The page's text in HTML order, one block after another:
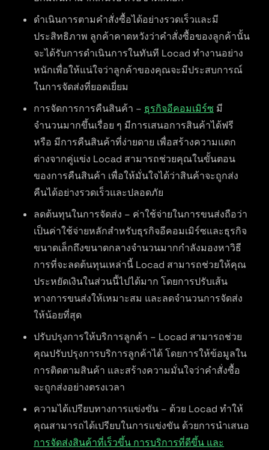
ดำเนินการตามคำสั่งซื้อได้อย่างรวดเร็วและมี
ประสิทธิภาพ ลูกค้าคาดหวังว่าคำสั่งซื้อของลูกค้านั้น
จะได้รับการดำเนินการในทันที Locad ทำงานอย่าง
หนักเพื่อให้แน่ใจว่าลูกค้าของคุณจะมีประสบการณ์
ในการจัดส่งที่ยอดเยี่ยม
การจัดการการคืนสินค้า – ธุรกิจอีคอมเมิร์ซ มี
จำนวนมากขึ้นเรื่อย ๆ มีการเสนอการสินค้าได้ฟรี
หรือ มีการคืนสินค้าที่ง่ายดาย เพื่อสร้างความแตก
ต่างจากคู่แข่ง Locad สามารถช่วยคุณในขั้นตอน
ของการคืนสินค้า เพื่อให้มั่นใจได้ว่าสินค้าจะถูกส่ง
คืนได้อย่างรวดเร็วและปลอดภัย
ลดต้นทุนในการจัดส่ง – ค่าใช้จ่ายในการขนส่งถือว่า
เป็นค่าใช้จ่ายหลักสำหรับธุรกิจอีคอมเมิร์ซและธุรกิจ
ขนาดเล็กถึงขนาดกลางจำนวนมากกำลังมองหาวิธี
การที่จะลดต้นทุนเหล่านี้ Locad สามารถช่วยให้คุณ
ประหยัดเงินในส่วนนี้ไปได้มาก โดยการปรับเส้น
ทางการขนส่งให้เหมาะสม และลดจำนวนการจัดส่ง
ให้น้อยที่สุด
ปรับปรุงการให้บริการลูกค้า – Locad สามารถช่วย
คุณปรับปรุงการบริการลูกค้าได้ โดยการให้ข้อมูลใน
การติดตามสินค้า และสร้างความมั่นใจว่าคำสั่งซื้อ
จะถูกส่งอย่างตรงเวลา
ความได้เปรียบทางการแข่งขัน – ด้วย Locad ทำให้
คุณสามารถได้เปรียบในการแข่งขัน ด้วยการนำเสนอ
การจัดส่งสินค้าที่เร็วขึ้น การบริการที่ดีขึ้น และ